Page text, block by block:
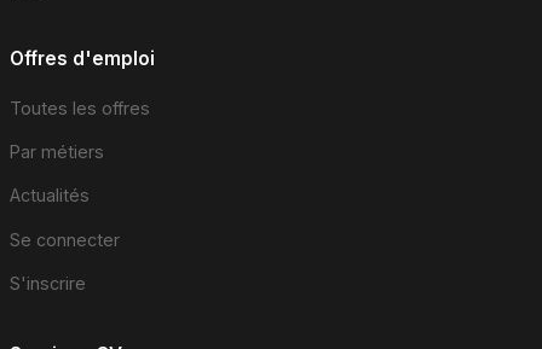
Offres d'emploi
Toutes les offres
Par métiers
Actualités
Se connecter
S'inscrire